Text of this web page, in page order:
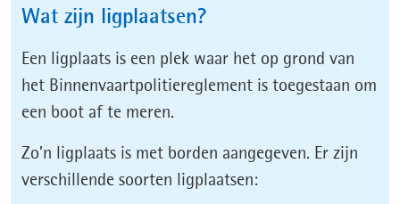
Wat zijn ligplaatsen?
Een ligplaats is een plek waar het op grond van
het Binnenvaartpolitiereglement is toegestaan om
een boot af te meren.
Zo’n ligplaats is met borden aangegeven. Er zijn
verschillende soorten ligplaatsen: